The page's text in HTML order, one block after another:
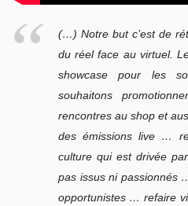
(…) Notre but c’est de
du réel face au virtuel.
showcase pour les
souhaitons
rencontres au shop et
des émissions live …
culture qui est drivée
pas issus ni passionnés
opportunistes … refaire